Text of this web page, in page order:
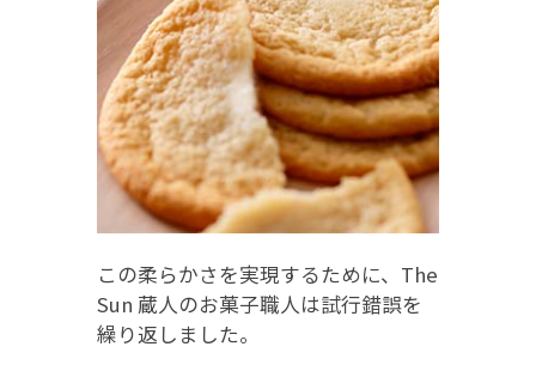
この柔らかさを実現するために、The
Sun 蔵人のお菓子職人は試行錯誤を
繰り返しました。